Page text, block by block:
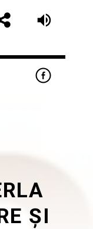
ȘI